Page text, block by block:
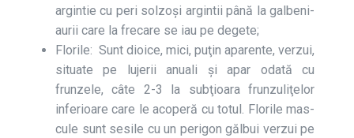
argintie cu peri solzoşi argintii până la galbeni-
aurii care la frecare se iau pe degete;
Florile: Sunt dioice, mici, puţin aparente, verzui,
si­tuate pe lujerii anuali şi apar odată cu
frunzele, câte 2-3 la subţioara frunzuliţe­lor
inferioare care le aco­peră cu totul. Florile mas­
cule sunt sesile cu un perigon gălbui verzui pe